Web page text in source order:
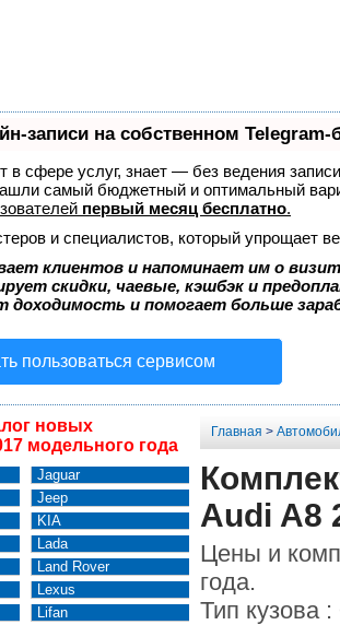
записи на собственном Telegram-
в сфере услуг, знает — без ведения
самый бюджетный и оптимальный
первый месяц бесплатно.
и специалистов, который упрощает
клиентов и напоминает им о
скидки, чаевые, кэшбэк и
доходимость и помогает больше
пользоваться сервисом
новых
модельного года
Jaguar
Jeep
KIA
Lada
Land Rover
Lexus
Lifan
Главная >
Audi A8
Цены и
года.
Тип кузова :